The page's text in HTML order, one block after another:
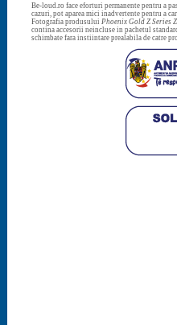
Be-loud.ro face eforturi permanente pentru a
cazuri, pot aparea mici inadvertente pentru a
Fotografia produsului Phoenix Gold Z Series
contina accesorii neincluse in pachetul
schimbate fara instiintare prealabila de catre